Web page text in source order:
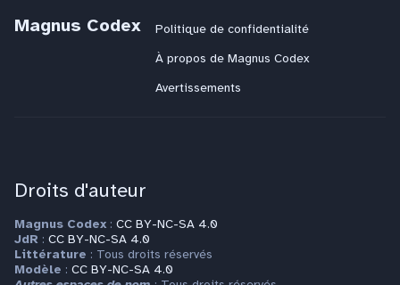
Magnus Codex
Politique de confidentialité
À propos de Magnus Codex
Avertissements
Droits d'auteur
Magnus Codex : CC BY-NC-SA 4.0
JdR : CC BY-NC-SA 4.0
Littérature : Tous droits réservés
Modèle : CC BY-NC-SA 4.0